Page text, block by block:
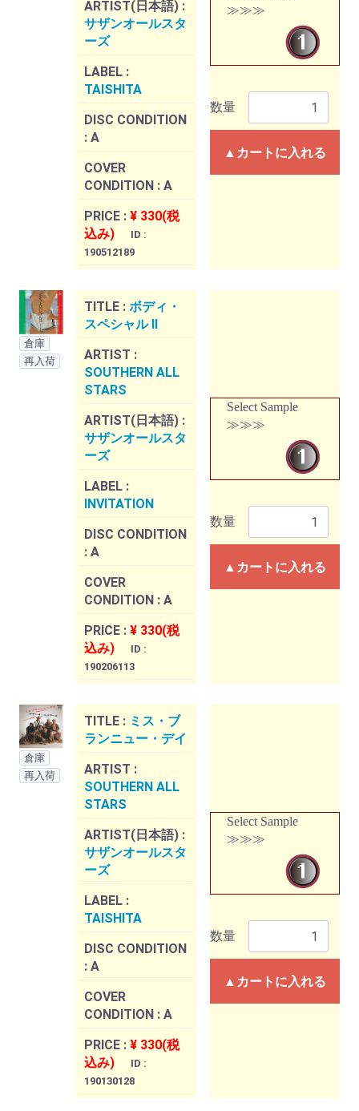
ARTIST(日本語) :
サザンオールスタ
ーズ
LABEL :
TAISHITA
DISC CONDITION
: A
COVER
CONDITION : A
PRICE : ¥ 330(税
込み)
ID :
190512189
≫≫≫
数量
▲カートに入れる
倉庫
再入荷
TITLE : ボディ・
スペシャル II
ARTIST :
SOUTHERN ALL
STARS
ARTIST(日本語) :
サザンオールスタ
ーズ
LABEL :
INVITATION
DISC CONDITION
: A
COVER
CONDITION : A
PRICE : ¥ 330(税
込み)
ID :
190206113
Select Sample
≫≫≫
数量
▲カートに入れる
倉庫
再入荷
TITLE : ミス・ブ
ランニュー・デイ
ARTIST :
SOUTHERN ALL
STARS
ARTIST(日本語) :
サザンオールスタ
ーズ
LABEL :
TAISHITA
DISC CONDITION
: A
COVER
CONDITION : A
PRICE : ¥ 330(税
込み)
ID :
190130128
Select Sample
≫≫≫
数量
▲カートに入れる